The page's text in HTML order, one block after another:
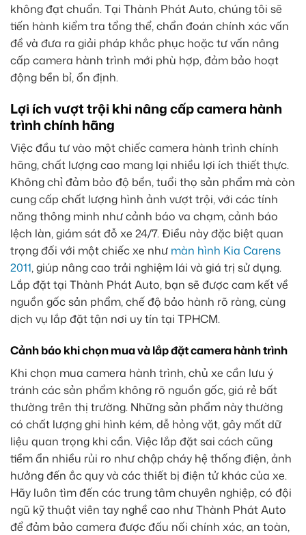
không đạt chuẩn. Tại Thành Phát Auto, chúng tôi sẽ
tiến hành kiểm tra tổng thể, chẩn đoán chính xác vấn
đề và đưa ra giải pháp khắc phục hoặc tư vấn nâng
cấp camera hành trình mới phù hợp, đảm bảo hoạt
động bền bỉ, ổn định.
Lợi ích vượt trội khi nâng cấp camera hành
trình chính hãng
Việc đầu tư vào một chiếc camera hành trình chính
hãng, chất lượng cao mang lại nhiều lợi ích thiết thực.
Không chỉ đảm bảo độ bền, tuổi thọ sản phẩm mà còn
cung cấp chất lượng hình ảnh vượt trội, với các tính
năng thông minh như cảnh báo va chạm, cảnh báo
lệch làn, giám sát đỗ xe 24/7. Điều này đặc biệt quan
trọng đối với một chiếc xe như màn hình Kia Carens
2011, giúp nâng cao trải nghiệm lái và giá trị sử dụng.
Lắp đặt tại Thành Phát Auto, bạn sẽ được cam kết về
nguồn gốc sản phẩm, chế độ bảo hành rõ ràng, cùng
dịch vụ lắp đặt tận nơi uy tín tại TPHCM.
Cảnh báo khi chọn mua và lắp đặt camera hành trình
Khi chọn mua camera hành trình, chủ xe cần lưu ý
tránh các sản phẩm không rõ nguồn gốc, giá rẻ bất
thường trên thị trường. Những sản phẩm này thường
có chất lượng ghi hình kém, dễ hỏng vặt, gây mất dữ
liệu quan trọng khi cần. Việc lắp đặt sai cách cũng
tiềm ẩn nhiều rủi ro như chập cháy hệ thống điện, ảnh
hưởng đến ắc quy và các thiết bị điện tử khác của xe.
Hãy luôn tìm đến các trung tâm chuyên nghiệp, có đội
ngũ kỹ thuật viên tay nghề cao như Thành Phát Auto
để đảm bảo camera được đấu nối chính xác, an toàn,